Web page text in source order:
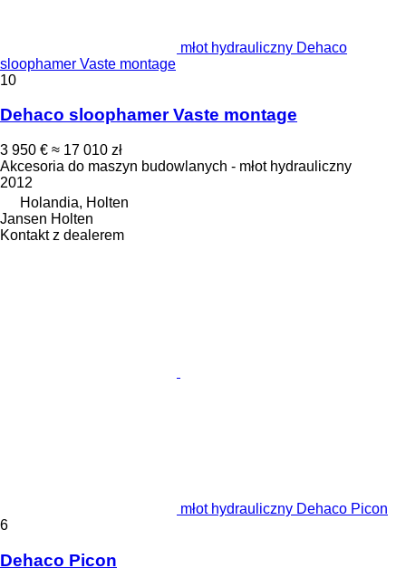
młot hydrauliczny Dehaco
sloophamer Vaste montage
10
Dehaco sloophamer Vaste montage
3 950 € ≈ 17 010 zł
Akcesoria do maszyn budowlanych - młot hydrauliczny
2012
Holandia, Holten
Jansen Holten
Kontakt z dealerem
młot hydrauliczny Dehaco Picon
6
Dehaco Picon